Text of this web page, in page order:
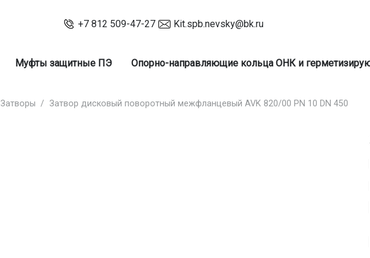
+7 812 509-47-27 Kit.spb.nevsky@bk.ru
Муфты защитные ПЭ Опорно-направляющие кольца ОНК и
Затворы / Затвор дисковый поворотный межфланцевый AVK 820/00 PN 10 DN 450